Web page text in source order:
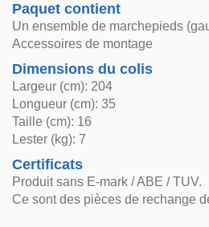
Paquet contient
Un ensemble de marchepieds
Accessoires de montage
Dimensions du colis
Largeur (cm): 204
Longueur (cm): 35
Taille (cm): 16
Lester (kg): 7
Certificats
Produit sans E-mark / ABE / TUV.
Ce sont des pièces de rechange